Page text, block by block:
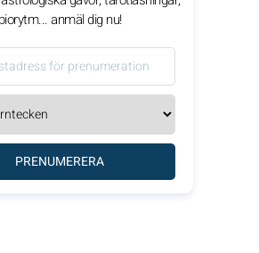
biorytm... anmäl dig nu!
PRENUMERERA